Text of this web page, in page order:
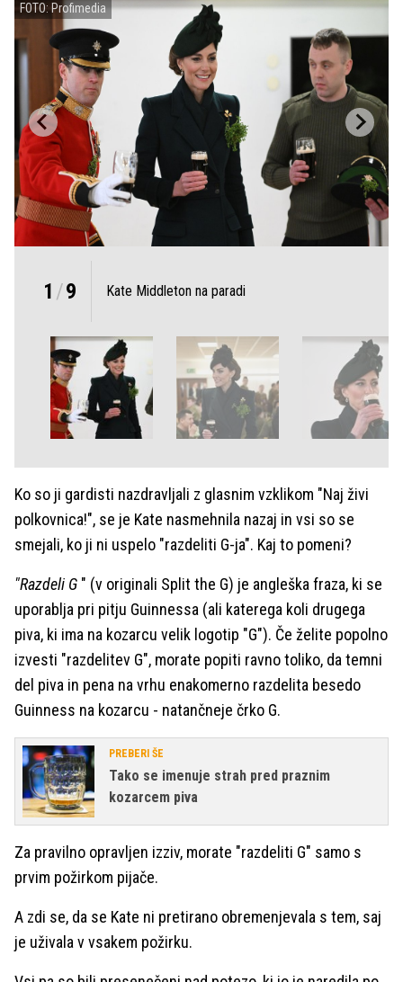
FOTO: Profimedia
1 /9 Kate Middleton na paradi
Ko so ji gardisti nazdravljali z glasnim vzklikom "Naj živi
polkovnica!", se je Kate nasmehnila nazaj in vsi so se
smejali, ko ji ni uspelo "razdeliti G-ja". Kaj to pomeni?
"Razdeli G " (v originali Split the G) je angleška fraza, ki se
uporablja pri pitju Guinnessa (ali katerega koli drugega
piva, ki ima na kozarcu velik logotip "G"). Če želite popolno
izvesti "razdelitev G", morate popiti ravno toliko, da temni
del piva in pena na vrhu enakomerno razdelita besedo
Guinness na kozarcu - natančneje črko G.
PREBERI ŠE
Tako se imenuje strah pred praznim
kozarcem piva
Za pravilno opravljen izziv, morate "razdeliti G" samo s
prvim požirkom pijače.
A zdi se, da se Kate ni pretirano obremenjevala s tem, saj
je uživala v vsakem požirku.